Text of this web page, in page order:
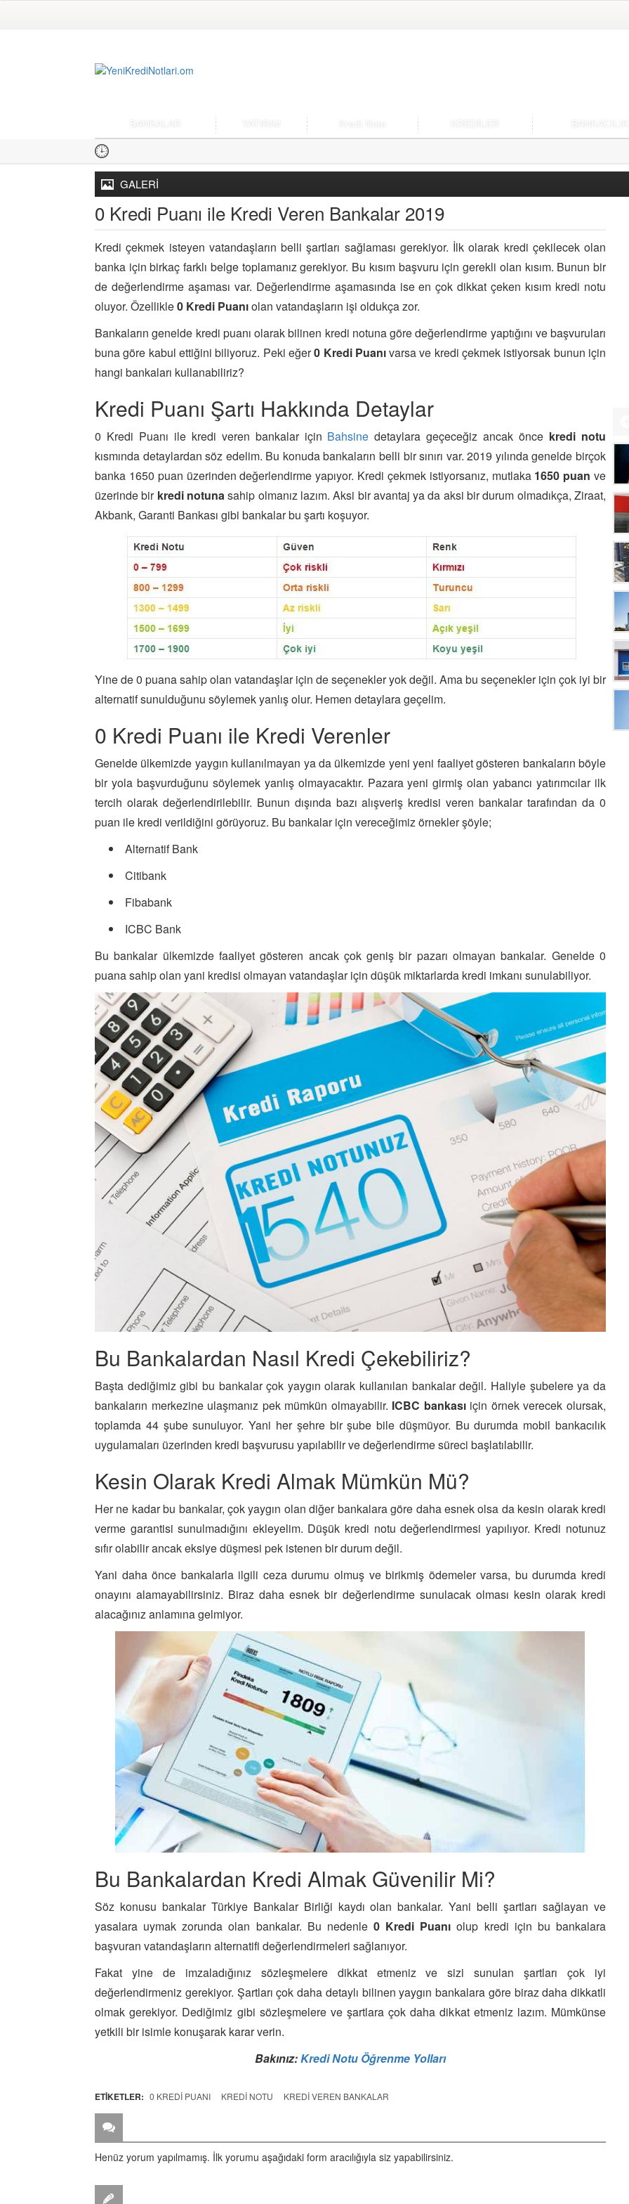
GALERİ
0 Kredi Puanı ile Kredi Veren Bankalar 2019
Kredi çekmek isteyen vatandaşların belli şartları sağlaması gerekiyor. İlk olarak kredi çekilecek olan
banka için birkaç farklı belge toplamanız gerekiyor. Bu kısım başvuru için gerekli olan kısım. Bunun bir
de değerlendirme aşaması var. Değerlendirme aşamasında ise en çok dikkat çeken kısım kredi notu
oluyor. Özellikle0 Kredi Puanıolan vatandaşların işi oldukça zor.
Bankaların genelde kredi puanı olarak bilinen kredi notuna göre değerlendirme yaptığını ve başvuruları
buna göre kabul ettiğini biliyoruz. Peki eğer0 Kredi Puanıvarsa ve kredi çekmek istiyorsak bunun için
hangi bankaları kullanabiliriz?
Kredi Puanı Şartı Hakkında Detaylar
0 Kredi Puanı ile kredi veren bankalar için Bahsine detaylara geçeceğiz ancak önce kredi notu
kısmında detaylardan söz edelim. Bu konuda bankaların belli bir sınırı var. 2019 yılında genelde birçok
banka 1650 puan üzerinden değerlendirme yapıyor. Kredi çekmek istiyorsanız, mutlaka 1650 puan ve
üzerinde bir kredi notunasahip olmanız lazım. Aksi bir avantaj ya da aksi bir durum olmadıkça, Ziraat,
Akbank, Garanti Bankası gibi bankalar bu şartı koşuyor.
Yine de 0 puana sahip olan vatandaşlar için de seçenekler yok değil. Ama bu seçenekler için çok iyi bir
alternatif sunulduğunu söylemek yanlış olur. Hemen detaylara geçelim.
0 Kredi Puanı ile Kredi Verenler
Genelde ülkemizde yaygın kullanılmayan ya da ülkemizde yeni yeni faaliyet gösteren bankaların böyle
bir yola başvurduğunu söylemek yanlış olmayacaktır. Pazara yeni girmiş olan yabancı yatırımcılar ilk
tercih olarak değerlendirilebilir. Bunun dışında bazı alışveriş kredisi veren bankalar tarafından da 0
puan ile kredi verildiğini görüyoruz. Bu bankalar için vereceğimiz örnekler şöyle;
Alternatif Bank
Citibank
Fibabank
ICBC Bank
Bu bankalar ülkemizde faaliyet gösteren ancak çok geniş bir pazarı olmayan bankalar. Genelde 0
puana sahip olan yani kredisi olmayan vatandaşlar için düşük miktarlarda kredi imkanı sunulabiliyor.
Bu Bankalardan Nasıl Kredi Çekebiliriz?
Başta dediğimiz gibi bu bankalar çok yaygın olarak kullanılan bankalar değil. Haliyle şubelere ya da
bankaların merkezine ulaşmanız pek mümkün olmayabilir. ICBC bankasıiçin örnek verecek olursak,
toplamda 44 şube sunuluyor. Yani her şehre bir şube bile düşmüyor. Bu durumda mobil bankacılık
uygulamaları üzerinden kredi başvurusu yapılabilir ve değerlendirme süreci başlatılabilir.
Kesin Olarak Kredi Almak Mümkün Mü?
Her ne kadar bu bankalar, çok yaygın olan diğer bankalara göre daha esnek olsa da kesin olarak kredi
verme garantisi sunulmadığını ekleyelim. Düşük kredi notu değerlendirmesi yapılıyor. Kredi notunuz
sıfır olabilir ancak eksiye düşmesi pek istenen bir durum değil.
Yani daha önce bankalarla ilgili ceza durumu olmuş ve birikmiş ödemeler varsa, bu durumda kredi
onayını alamayabilirsiniz. Biraz daha esnek bir değerlendirme sunulacak olması kesin olarak kredi
alacağınız anlamına gelmiyor.
Bu Bankalardan Kredi Almak Güvenilir Mi?
Söz konusu bankalar Türkiye Bankalar Birliği kaydı olan bankalar. Yani belli şartları sağlayan ve
yasalara uymak zorunda olan bankalar. Bu nedenle 0 Kredi Puanı olup kredi için bu bankalara
başvuran vatandaşların alternatifi değerlendirmeleri sağlanıyor.
Fakat yine de imzaladığınız sözleşmelere dikkat etmeniz ve sizi sunulan şartları çok iyi
değerlendirmeniz gerekiyor. Şartları çok daha detaylı bilinen yaygın bankalara göre biraz daha dikkatli
olmak gerekiyor. Dediğimiz gibi sözleşmelere ve şartlara çok daha dikkat etmeniz lazım. Mümkünse
yetkili bir isimle konuşarak karar verin.
Bakınız:Kredi Notu Öğrenme Yolları
ETİKETLER: 0 KREDI PUANI KREDI NOTU KREDI VEREN BANKALAR
Henüz yorum yapılmamış. İlk yorumu aşağıdaki form aracılığıyla siz yapabilirsiniz.